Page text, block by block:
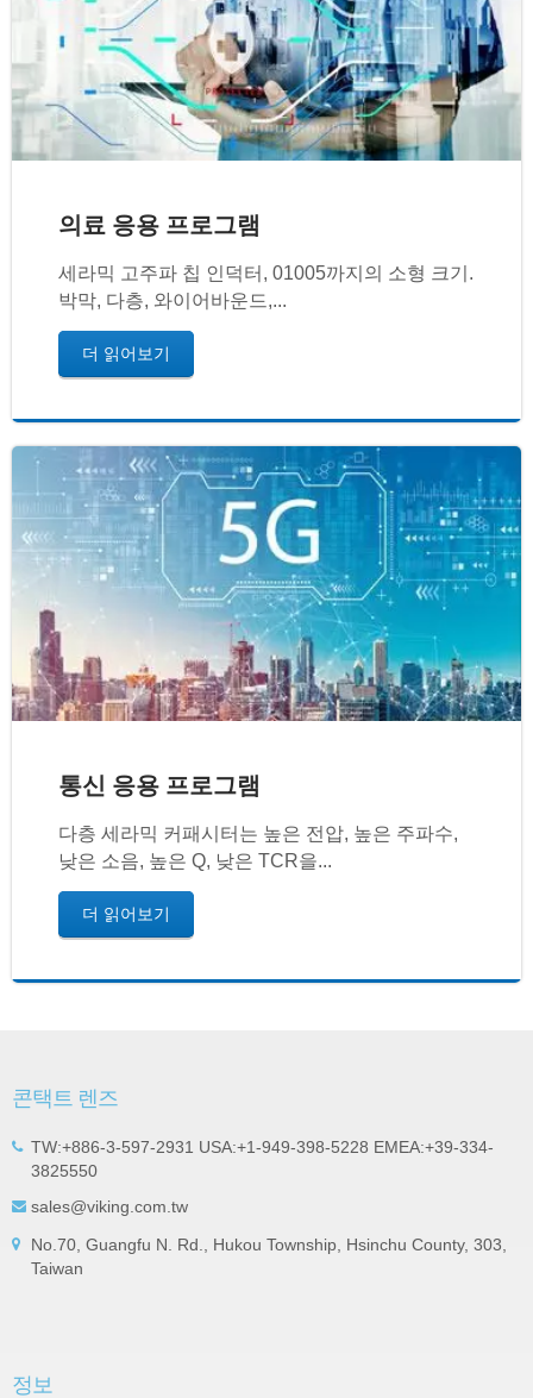
의료 응용 프로그램
세라믹 고주파 칩 인덕터, 01005까지의 소형 크기.
박막, 다층, 와이어바운드,...
더 읽어보기
통신 응용 프로그램
다층 세라믹 커패시터는 높은 전압, 높은 주파수,
낮은 소음, 높은 Q, 낮은 TCR을...
더 읽어보기
콘택트 렌즈
TW:+886-3-597-2931 USA:+1-949-398-5228 EMEA:+39-334-
3825550
sales@viking.com.tw
No.70, Guangfu N. Rd., Hukou Township, Hsinchu County, 303,
Taiwan
정보